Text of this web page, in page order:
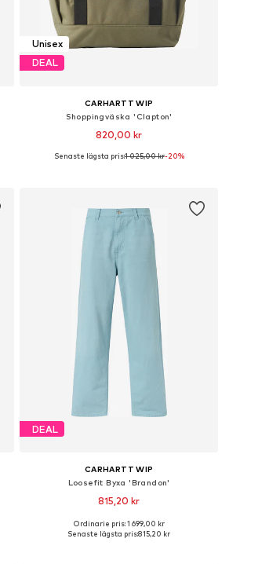
Unisex
DEAL
CARHARTT WIP
Shoppingväska 'Clapton'
820,00 kr
Tillgängliga storlekar: One Size
Senaste lägsta pris:1 025,00 kr-20%
DEAL
CARHARTT WIP
Loosefit Byxa 'Brandon'
815,20 kr
Tillgängliga storlekar: 34, 36, 38, 40
Ordinarie pris: 1 699,00 kr
Senaste lägsta pris:815,20 kr